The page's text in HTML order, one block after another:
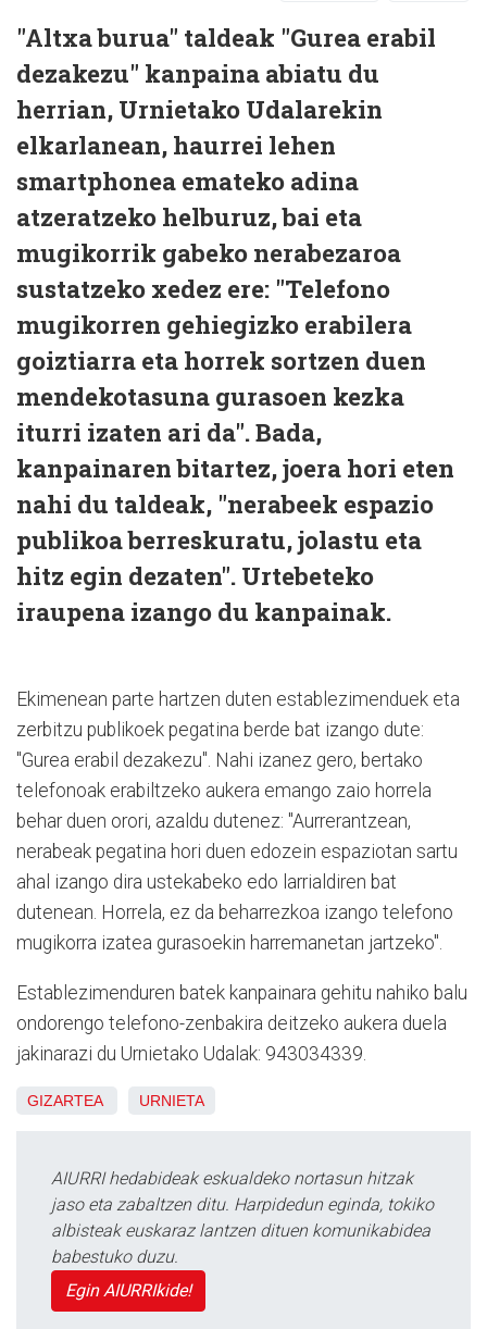
"Altxa burua" taldeak "Gurea erabil
dezakezu" kanpaina abiatu du
herrian, Urnietako Udalarekin
elkarlanean, haurrei lehen
smartphonea emateko adina
atzeratzeko helburuz, bai eta
mugikorrik gabeko nerabezaroa
sustatzeko xedez ere: "Telefono
mugikorren gehiegizko erabilera
goiztiarra eta horrek sortzen duen
mendekotasuna gurasoen kezka
iturri izaten ari da". Bada,
kanpainaren bitartez, joera hori eten
nahi du taldeak, "nerabeek espazio
publikoa berreskuratu, jolastu eta
hitz egin dezaten". Urtebeteko
iraupena izango du kanpainak.
Ekimenean parte hartzen duten establezimenduek eta
zerbitzu publikoek pegatina berde bat izango dute:
"Gurea erabil dezakezu". Nahi izanez gero, bertako
telefonoak erabiltzeko aukera emango zaio horrela
behar duen orori, azaldu dutenez: "Aurrerantzean,
nerabeak pegatina hori duen edozein espaziotan sartu
ahal izango dira ustekabeko edo larrialdiren bat
dutenean. Horrela, ez da beharrezkoa izango telefono
mugikorra izatea gurasoekin harremanetan jartzeko".
Establezimenduren batek kanpainara gehitu nahiko balu
ondorengo telefono-zenbakira deitzeko aukera duela
jakinarazi du Urnietako Udalak: 943034339.
GIZARTEA URNIETA
AIURRI hedabideak eskualdeko nortasun hitzak
jaso eta zabaltzen ditu. Harpidedun eginda, tokiko
albisteak euskaraz lantzen dituen komunikabidea
babestuko duzu.
Egin AIURRIkide!